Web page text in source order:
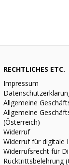
RECHTLICHES ETC.
Impressum
Allgemeine
Allgemeine
(Österreich)
Widerruf
Widerruf für digitale
Widerrufsrecht für
Rücktrittsbelehrung